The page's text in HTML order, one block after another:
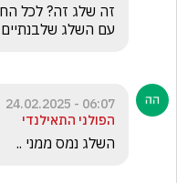
עם השלג שלבנתיים
06:07 - 24.02.2025
הפולני התאילנדי
השלג נמס ממני ..